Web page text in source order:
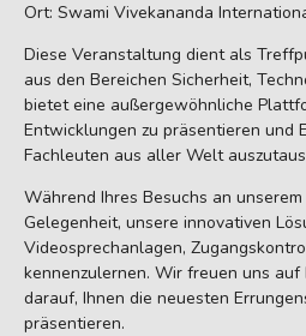
Ort: Swami Vivekananda
Diese Veranstaltung dient als
aus den Bereichen Sicherheit,
bietet eine außergewöhnliche
Entwicklungen zu präsentieren und
Fachleuten aus aller Welt
Während Ihres Besuchs an
Gelegenheit, unsere innovativen
Videosprechanlagen,
kennenzulernen. Wir freuen uns
darauf, Ihnen die neuesten
präsentieren.